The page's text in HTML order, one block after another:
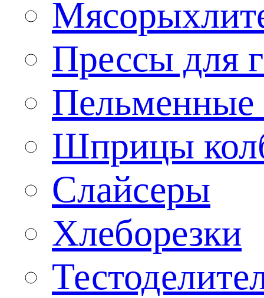
Прессы для
Пельменные
Шприцы
Слайсеры
Хлеборезки